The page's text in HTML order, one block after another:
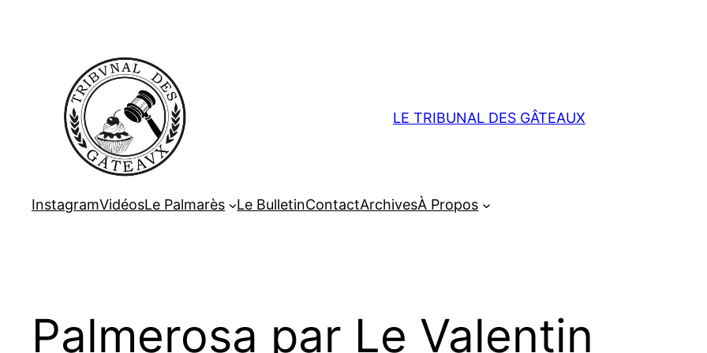
LE TRIBUNAL DES GÂTEAUX
InstagramVidéosLe Palmarès Le BulletinContactArchivesÀ Propos
Palmerosa par Le Valentin